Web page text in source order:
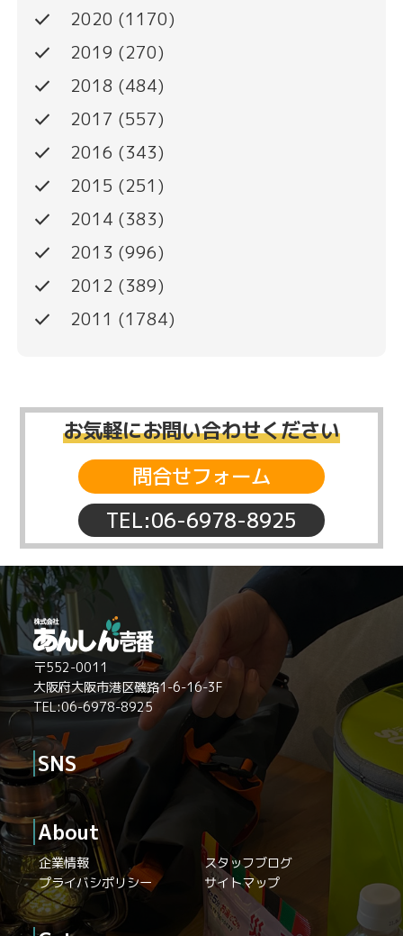
done 2020 (1170)
done 2019 (270)
done 2018 (484)
done 2017 (557)
done 2016 (343)
done 2015 (251)
done 2014 (383)
done 2013 (996)
done 2012 (389)
done 2011 (1784)
お気軽にお問い合わせください
TEL:06-6978-8925
問合せフォーム
〒552-0011
大阪府大阪市港区磯路1-6-16-3F
TEL:06-6978-8925
SNS
About
企業情報
スタッフブログ
プライバシポリシー
サイトマップ